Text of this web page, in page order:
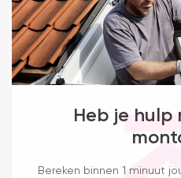
Heb je hulp
Bereken binnen 1 minuut